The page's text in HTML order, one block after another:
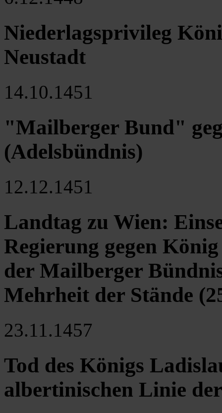
Niederlagsprivileg
Neustadt
14.10.1451
"Mailberger Bund"
(Adelsbündnis)
12.12.1451
Landtag zu Wien:
Regierung gegen
der Mailberger
Mehrheit der Stände
23.11.1457
Tod des Königs
albertinischen Linie